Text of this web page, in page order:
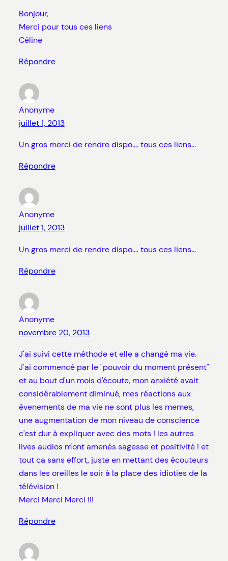
Bonjour,
Merci pour tous ces liens
Céline
Répondre
Anonyme
juillet 1, 2013
Un gros merci de rendre dispo…. tous ces liens…
Répondre
Anonyme
juillet 1, 2013
Un gros merci de rendre dispo…. tous ces liens…
Répondre
Anonyme
novembre 20, 2013
J'ai suivi cette méthode et elle a changé ma vie.
J'ai commencé par le "pouvoir du moment présent"
et au bout d'un mois d'écoute, mon anxiété avait
considérablement diminué, mes réactions aux
évenements de ma vie ne sont plus les memes,
une augmentation de mon niveau de conscience
c'est dur à expliquer avec des mots ! les autres
lives audios m'ont amenés sagesse et positivité ! et
tout ca sans effort, juste en mettant des écouteurs
dans les oreilles le soir à la place des idioties de la
télévision !
Merci Merci Merci !!!
Répondre